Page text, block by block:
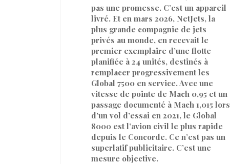
pas une promesse. C’est un appareil
livré. Et en mars 2026, NetJets, la
plus grande compagnie de jets
privés au monde, en recevait le
premier exemplaire d’une flotte
planifiée à 24 unités, destinés à
remplacer progressivement les
Global 7500 en service. Avec une
vitesse de pointe de Mach 0,95 et un
passage documenté à Mach 1,015 lors
d’un vol d’essai en 2021, le Global
8000 est l’avion civil le plus rapide
depuis le Concorde. Ce n’est pas un
superlatif publicitaire. C’est une
mesure objective.